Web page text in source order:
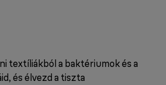
textíliákból a baktériumok és a
és élvezd a tiszta